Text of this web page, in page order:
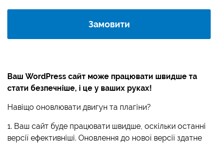
Замовити
Ваш WordPress сайт може працювати швидше та
стати безпечніше, і це у ваших руках!
Навіщо оновлювати двигун та плагіни?
1. Ваш сайт буде працювати швидше, оскільки останні
версії ефективніші. Оновлення до нової версії здатне